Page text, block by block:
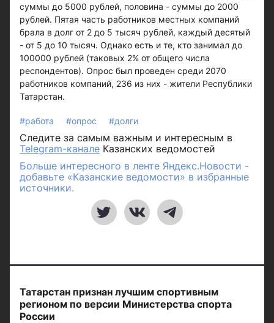
суммы до 5000 рублей, половина - суммы до 2000
рублей. Пятая часть работников местных компаний
брала в долг от 2 до 5 тысяч рублей, каждый десятый
- от 5 до 10 тысяч. Однако есть и те, кто занимал до
100000 рублей (таковых 2% от общего числа
респондентов). Опрос был проведен среди 2070
работников компаний, 236 из них - жители Республики
Татарстан.
#работа #опрос #долги
Следите за самым важным и интересным в
Telegram-канале Казанских ведомостей
Больше интересного в ленте Яндекс.Новости -
добавьте «Казанские ведомости» в избранные
источники.
Татарстан признан лучшим спортивным
регионом по версии Министерства спорта
России